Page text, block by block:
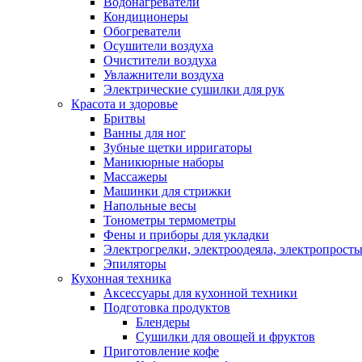
Кондиционеры
Обогреватели
Осушители воздуха
Очистители воздуха
Увлажнители воздуха
Электрические сушилки для рук
Красота и здоровье
Бритвы
Ванны для ног
Зубные щетки ирригаторы
Маникюрные наборы
Массажеры
Машинки для стрижки
Напольные весы
Тонометры термометры
Фены и приборы для укладки
Электрогрелки, электроодеяла,
Эпиляторы
Кухонная техника
Аксессуары для кухонной техники
Подготовка продуктов
Блендеры
Сушилки для овощей и фруктов
Приготовление кофе